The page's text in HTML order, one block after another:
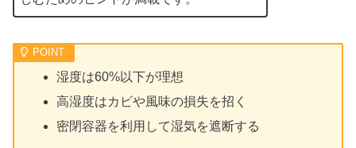
湿度は60%以下が理想
高湿度はカビや風味の損失を招く
密閉容器を利用して湿気を遮断する